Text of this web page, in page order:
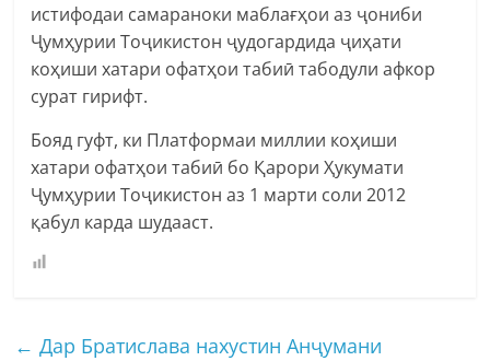
истифодаи самараноки маблағҳои аз ҷониби
Ҷумҳурии Тоҷикистон ҷудогардида ҷиҳати
коҳиши хатари офатҳои табиӣ табодули афкор
сурат гирифт.
Бояд гуфт, ки Платформаи миллии коҳиши
хатари офатҳои табиӣ бо Қарори Ҳукумати
Ҷумҳурии Тоҷикистон аз 1 марти соли 2012
қабул карда шудааст.
← Дар Братислава нахустин Анҷумани